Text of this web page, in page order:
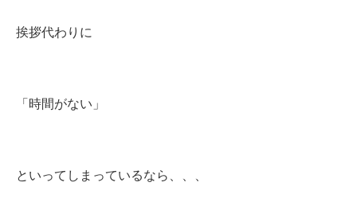
挨拶代わりに
「時間がない」
といってしまっているなら、、、